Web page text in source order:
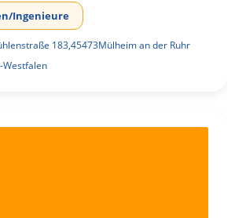
Ingenieure
183,45473Mülheim an der Ruhr